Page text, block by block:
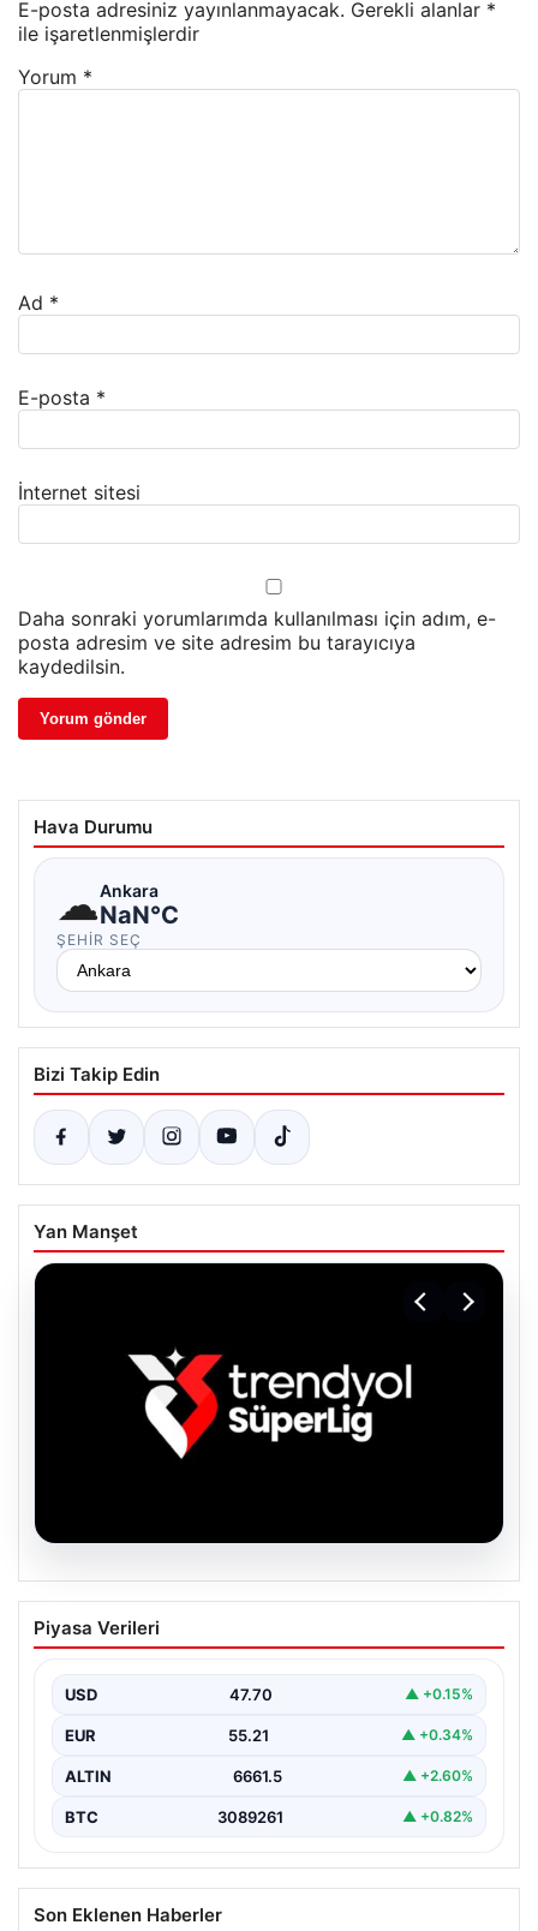
E-posta adresiniz yayınlanmayacak. Gerekli alanlar *
ile işaretlenmişlerdir
Yorum *
Ad *
E-posta *
İnternet sitesi
Daha sonraki yorumlarımda kullanılması için adım, e-
posta adresim ve site adresim bu tarayıcıya
kaydedilsin.
Hava Durumu
☁Ankara
NaN°C
ŞEHIR SEÇ
Bizi Takip Edin
Yan Manşet
TFF’den isim sponsorluğu açıklaması!
Trendyol Süper Lig…
Piyasa Verileri
USD 47.70 ▲ +0.15%
EUR 55.21 ▲ +0.34%
ALTIN 6661.5 ▲ +2.60%
BTC 3089261 ▲ +0.82%
Son Eklenen Haberler